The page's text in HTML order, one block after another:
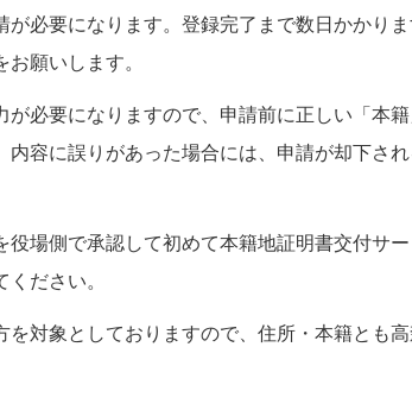
必要になります。登録完了まで数日かかり
願いします。
必要になりますので、申請前に正しい「本
容に誤りがあった場合には、申請が却下さ
場側で承認して初めて本籍地証明書交付サ
ださい。
を対象としておりますので、住所・本籍とも